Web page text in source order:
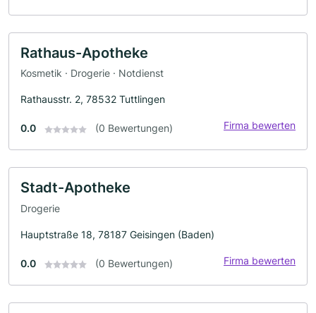
Rathaus-Apotheke
Kosmetik · Drogerie · Notdienst
Rathausstr. 2, 78532 Tuttlingen
0.0 (0 Bewertungen) Firma bewerten
Stadt-Apotheke
Drogerie
Hauptstraße 18, 78187 Geisingen (Baden)
0.0 (0 Bewertungen) Firma bewerten